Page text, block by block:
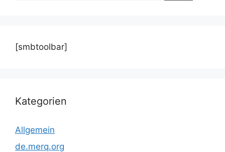
[smbtoolbar]
Kategorien
Allgemein
de.merq.org